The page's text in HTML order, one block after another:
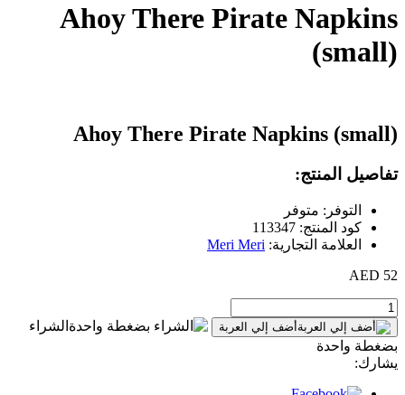
Ahoy There Pirate Napkins
(small)
Ahoy There Pirate Napkins (small)
تفاصيل المنتج:
التوفر: متوفر
كود المنتج: 113347
العلامة التجارية: Meri Meri
52 AED
أضف إلي العربة
الشراء
بضغطة واحدة
يشارك: